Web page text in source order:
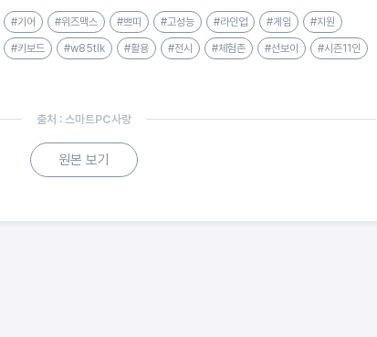
#기어 #위즈맥스 #쁘띠 #고성능 #라인업 #게임 #지원
#키보드 #w85tlk #활용 #전시 #체험존 #선보이 #시즌11인
출처 : 스마트PC사랑
원본 보기